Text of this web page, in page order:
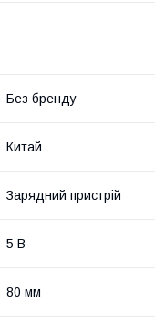
Без бренду
Китай
Зарядний пристрій
5 В
80 мм